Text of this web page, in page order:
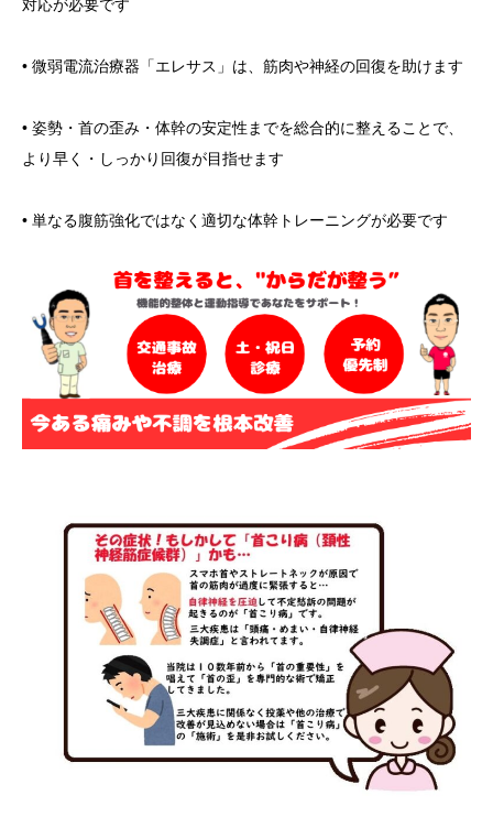
対応が必要です
• 微弱電流治療器「エレサス」は、筋肉や神経の回復を助けます
• 姿勢・首の歪み・体幹の安定性までを総合的に整えることで、
より早く・しっかり回復が目指せます
• 単なる腹筋強化ではなく適切な体幹トレーニングが必要です